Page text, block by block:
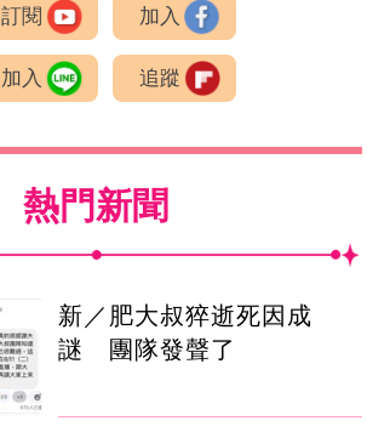
訂閱 加入
加入 追蹤
熱門新聞
新／肥大叔猝逝死因成
謎 團隊發聲了